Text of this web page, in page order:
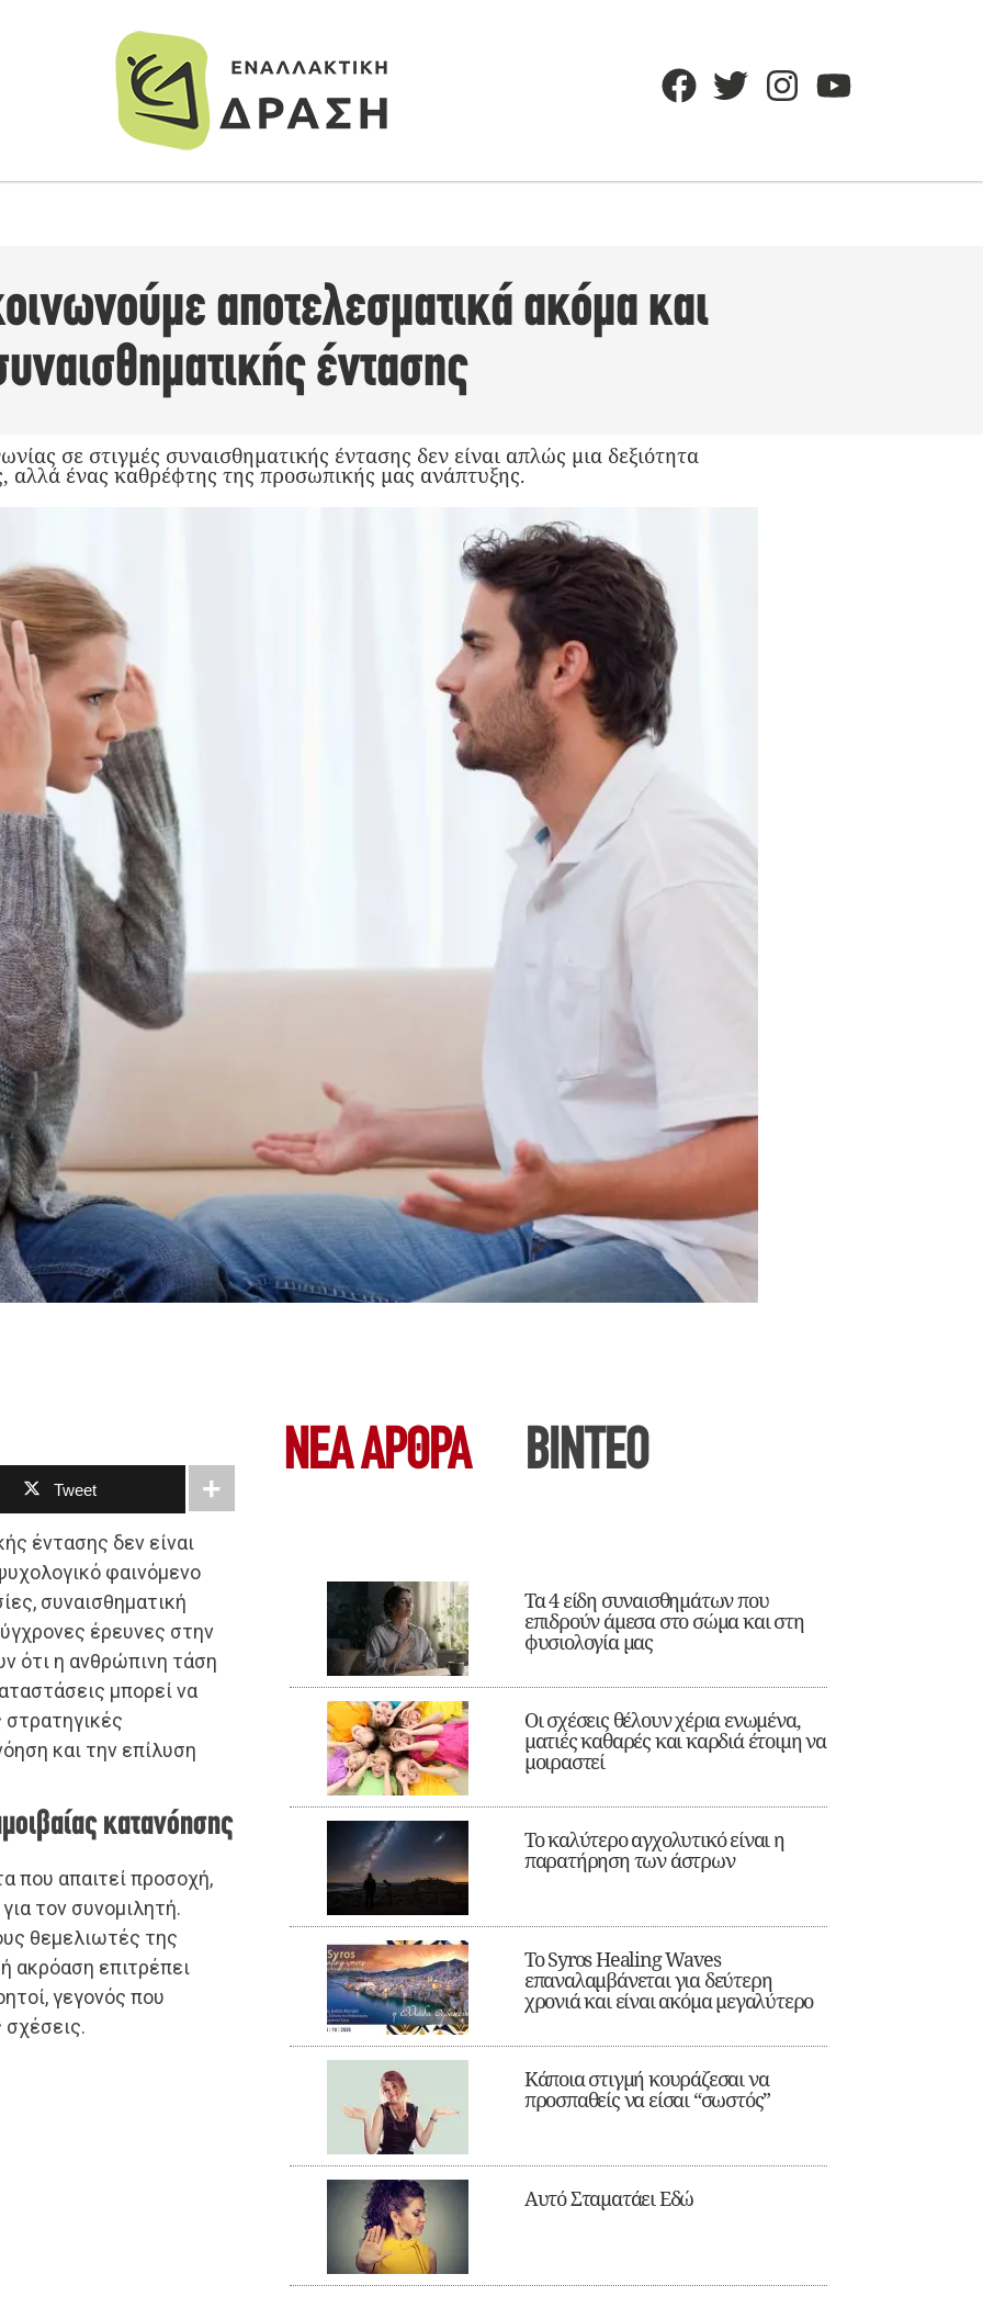
αποτελεσματικά ακόμα και
έντασης
σε στιγμές συναισθηματικής έντασης δεν είναι απλώς μια δεξιότητα
αλλά ένας καθρέφτης της προσωπικής μας ανάπτυξης.
Tweet
έντασης δεν είναι
φαινόμενο
συναισθηματική
έρευνες στην
ότι η ανθρώπινη τάση
μπορεί να
και την επίλυση
κατανόησης
που απαιτεί προσοχή,
τον συνομιλητή.
θεμελιωτές της
ακρόαση επιτρέπει
γεγονός που
σχέσεις.
ΝΕΑ ΆΡΘΡΑ ΒΙΝΤΕΟ
Τα 4 είδη συναισθημάτων που
επιδρούν άμεσα στο σώμα και στη
φυσιολογία μας
Οι σχέσεις θέλουν χέρια ενωμένα,
ματιές καθαρές και καρδιά έτοιμη να
μοιραστεί
Το καλύτερο αγχολυτικό είναι η
παρατήρηση των άστρων
Το Syros Healing Waves
επαναλαμβάνεται για δεύτερη
χρονιά και είναι ακόμα μεγαλύτερο
Κάποια στιγμή κουράζεσαι να
προσπαθείς να είσαι “σωστός”
Αυτό Σταματάει Εδώ